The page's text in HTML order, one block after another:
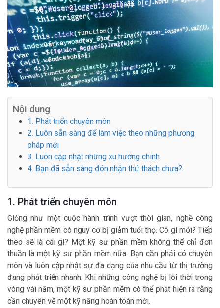
Nội dung
1. Phát triển chuyên môn
2. Luôn sẵn sàng để làm việc theo những phương
pháp mới
3. Luôn cập nhật những xu hướng chính
4. Bạn đã sẵn sàng đón nhận thử thách chưa?
1. Phát triển chuyên môn
Giống như một cuộc hành trình vượt thời gian, nghề công
nghệ phần mềm có nguy cơ bị giảm tuổi thọ. Có gì mới? Tiếp
theo sẽ là cái gì? Một kỹ sư phần mềm không thể chỉ đơn
thuần là một kỹ sư phần mềm nữa. Bạn cần phải có chuyên
môn và luôn cập nhật sự đa dạng của nhu cầu từ thị trường
đang phát triển nhanh. Khi những công nghệ bị lỗi thời trong
vòng vài năm, một kỹ sư phần mềm có thể phát hiện ra rằng
cần chuyên về một kỹ năng hoàn toàn mới.